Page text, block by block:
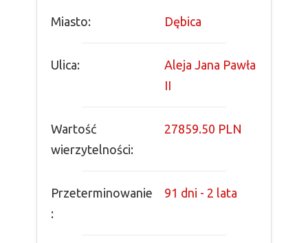
Miasto: Dębica
Ulica:
Aleja Jana Pawła
II
Wartość
wierzytelności:
27859.50 PLN
Przeterminowanie
:
91 dni - 2 lata